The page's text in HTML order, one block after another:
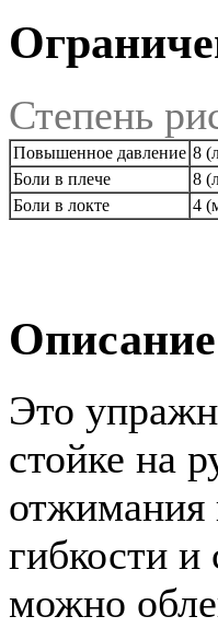
Степень
Повышенное давление 8
Боли в плече
8
Боли в локте
4
Это
стойке на
отжимания
гибкости
можно